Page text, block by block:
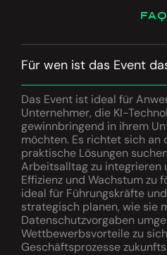
FAQ
Für wen ist das Event
Das Event ist ideal für
Unternehmer, die KI-
gewinnbringend in ihrem
möchten. Es richtet sich an
praktische Lösungen
Arbeitsalltag zu integrieren
Effizienz und Wachstum zu
ideal für Führungskräfte
strategisch planen, wie sie
Datenschutzvorgaben
Wettbewerbsvorteile zu
Geschäftsprozesse